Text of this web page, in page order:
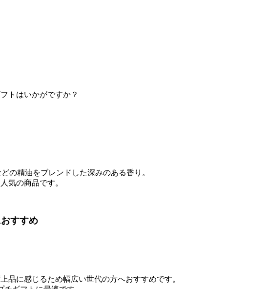
トはいかがですか？
の精油をブレンドした深みのある香り。
気の商品です。
すすめ
品に感じるため幅広い世代の方へおすすめです。